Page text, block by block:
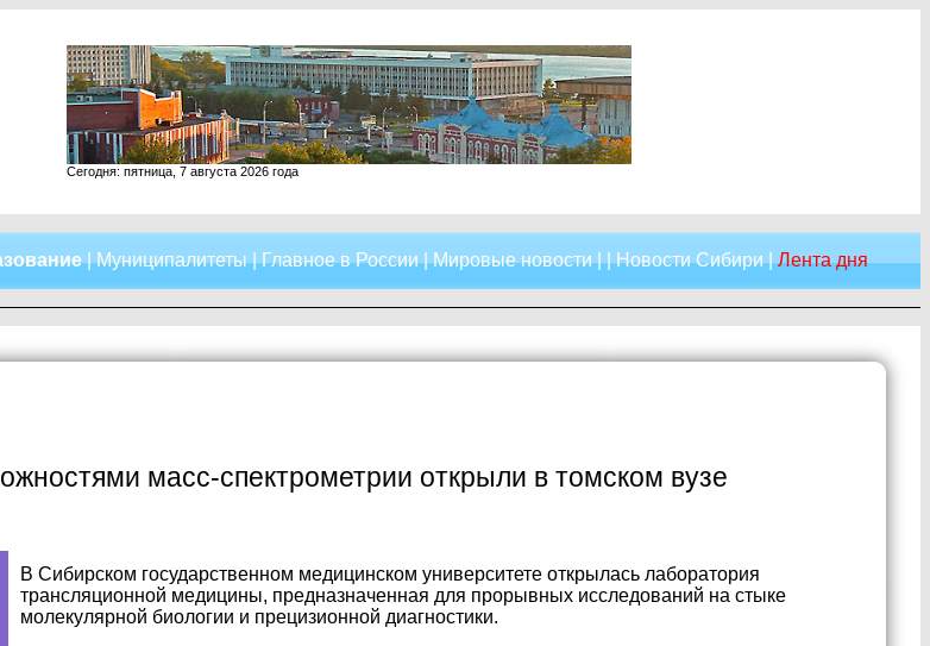
Сегодня: пятница, 7 августа 2026 года
|Муниципалитеты|Главное в России|Мировые новости| |Новости Сибири|Лента дня
масс-спектрометрии открыли в томском вузе
В Сибирском государственном медицинском университете открылась лаборатория
трансляционной медицины, предназначенная для прорывных исследований на стыке
молекулярной биологии и прецизионной диагностики.